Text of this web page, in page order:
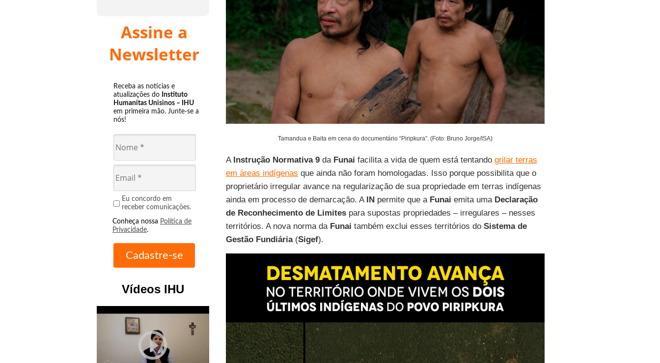
Assine a
Newsletter
Receba as notícias e
atualizações do Instituto
Humanitas Unisinos – IHU
em primeira mão. Junte-se a
nós!
Eu concordo em
receber comunicações.
Conheça nossa Política de
Privacidade.
Vídeos IHU
play_circle_outline
Tamandua e Baita em cena do documentário “Piripkura”. (Foto: Bruno Jorge/ISA)
A Instrução Normativa 9 daFunai facilita a vida de quem está tentando grilar terras
em áreas indígenas que ainda não foram homologadas. Isso porque possibilita que o
proprietário irregular avance na regularização de sua propriedade em terras indígenas
ainda em processo de demarcação. A INpermite que a Funai emita uma Declaração
de Reconhecimento de Limitespara supostas propriedades – irregulares – nesses
territórios. A nova norma da Funai também exclui esses territórios doSistema de
Gestão Fundiária(Sigef).